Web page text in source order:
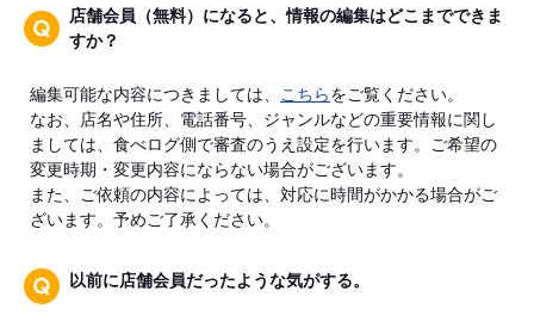
店舗会員（無料）になると、情報の編集はどこまでできま
すか？
編集可能な内容につきましては、 こちらをご覧ください。
なお、店名や住所、電話番号、ジャンルなどの重要情報に関し
ましては、食べログ側で審査のうえ設定を行います。ご希望の
変更時期・変更内容にならない場合がございます。
また、ご依頼の内容によっては、対応に時間がかかる場合がご
ざいます。予めご了承ください。
以前に店舗会員だったような気がする。